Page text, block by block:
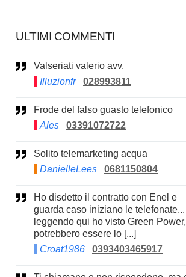
ULTIMI COMMENTI
Valseriati valerio avv.
Illuzionfr
028993811
Frode del falso guasto telefonico
Ales
03391072722
Solito telemarketing acqua
DanielleLees
0681150804
Ho disdetto il contratto con Enel e
guarda caso iniziano le telefonate...
leggendo qui ho visto Green Power,
potrebbero essere lo [...]
Croat1986
0393403465917